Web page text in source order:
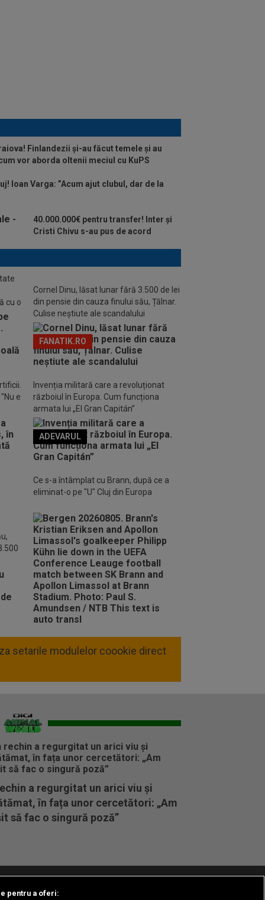
Finlandezii și-au făcut temele și au
vor aborda oltenii meciul cu KuPS
Ioan Varga: ”Acum ajut clubul, dar de la
40.000.000€ pentru transfer! Inter și
Cristi Chivu s-au pus de acord
cu o
Cornel Dinu, lăsat lunar fără 3.500 de lei
din pensie din cauza finului său, Țălnar.
Culise neștiute ale scandalului
FANATIK.RO
e
Invenția militară care a revoluționat
războiul în Europa. Cum funcționa
armata lui „El Gran Capitán”
ADEVARUL
Ce s-a întâmplat cu Brann, după ce a
eliminat-o pe "U" Cluj din Europa
setarile modulelor coookie direct
a regurgitat un arici viu și
în fața unor cercetători: „Am
să fac o singură poză”
Info Codul etic
pentru a oferi: